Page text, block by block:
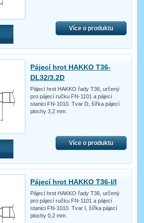
Více o produktu
Pájecí hrot HAKKO T36-
DL32/3.2D
Pájecí hrot HAKKO řady T36, určený
pro pájecí ručku FN-1101 a pájecí
stanici FN-1010. Tvar D, šířka pájecí
plochy 3,2 mm.
Více o produktu
Pájecí hrot HAKKO T36-I/I
Pájecí hrot HAKKO řady T36, určený
pro pájecí ručku FN-1101 a pájecí
stanici FN-1010. Tvar I, šířka pájecí
plochy 0,2 mm.